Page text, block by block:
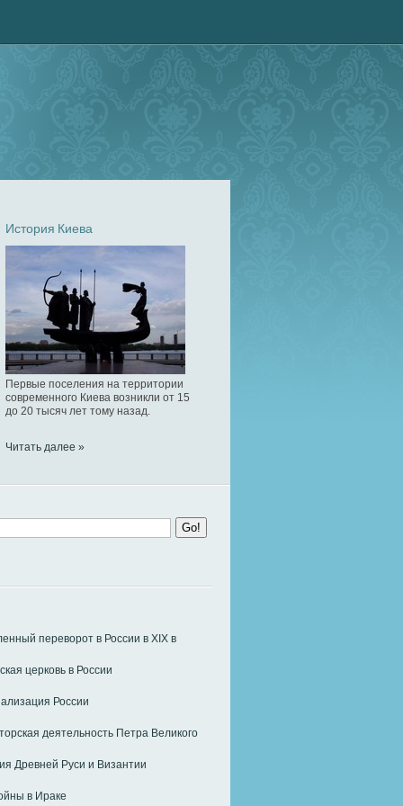
История Киева
Первые поселения на территории
современного Киева возникли от 15
до 20 тысяч лет тому назад.
Читать далее »
переворот в России в ХIХ в
церковь в России
России
деятельность Петра Великого
Древней Руси и Византии
в Ираке